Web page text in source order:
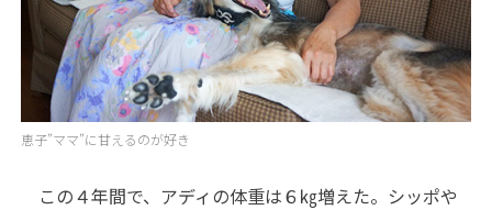
恵子”ママ”に甘えるのが好き
この４年間で、アディの体重は６㎏増えた。シッポや